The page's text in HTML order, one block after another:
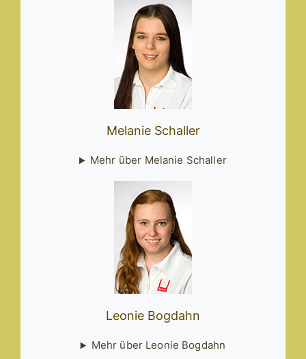
Melanie Schaller
Mehr über Melanie Schaller
Leonie Bogdahn
Mehr über Leonie Bogdahn